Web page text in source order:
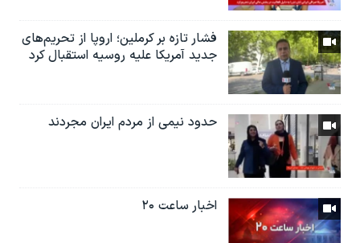
فشار تازه بر کرملین؛ اروپا از تحریم‌های
جدید آمریکا علیه روسیه استقبال کرد
حدود نیمی از مردم ایران مجردند
اخبار ساعت ۲۰